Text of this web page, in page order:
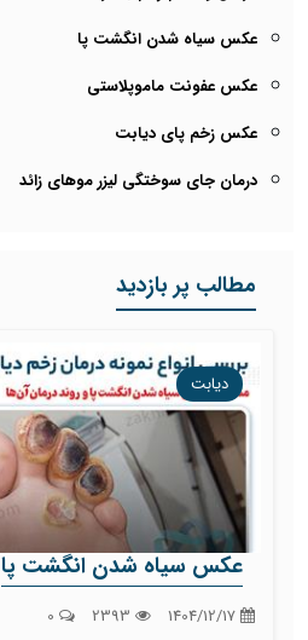
عکس سیاه شدن انگشت پا
عکس عفونت ماموپلاستی
عکس زخم پای دیابت
درمان جای سوختگی لیزر موهای زائد
مطالب پر بازدید
دیابت
عکس سیاه شدن انگشت پا